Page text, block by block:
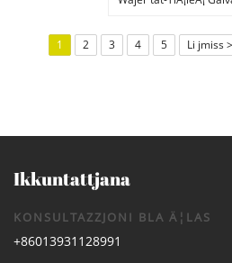
1
2 3 4 5 Li jmiss >
Ikkuntattjana
KONSULTAZZJONI BLA Ä¦LAS
+86013931128991